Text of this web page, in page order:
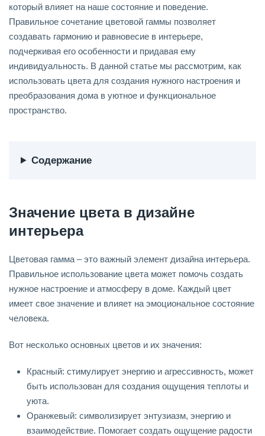
который влияет на наше состояние и поведение.
Правильное сочетание цветовой гаммы позволяет
создавать гармонию и равновесие в интерьере,
подчеркивая его особенности и придавая ему
индивидуальность. В данной статье мы рассмотрим, как
использовать цвета для создания нужного настроения и
преобразования дома в уютное и функциональное
пространство.
Содержание
Значение цвета в дизайне
интерьера
Цветовая гамма – это важный элемент дизайна интерьера.
Правильное использование цвета может помочь создать
нужное настроение и атмосферу в доме. Каждый цвет
имеет свое значение и влияет на эмоциональное состояние
человека.
Вот несколько основных цветов и их значения:
Красный: стимулирует энергию и агрессивность, может
быть использован для создания ощущения теплоты и
уюта.
Оранжевый: символизирует энтузиазм, энергию и
взаимодействие. Помогает создать ощущение радости